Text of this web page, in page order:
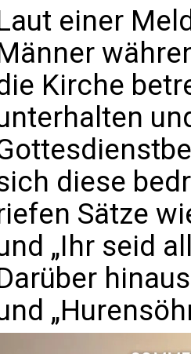
einer
Kirche
diese
Sätze
„Ihr seid